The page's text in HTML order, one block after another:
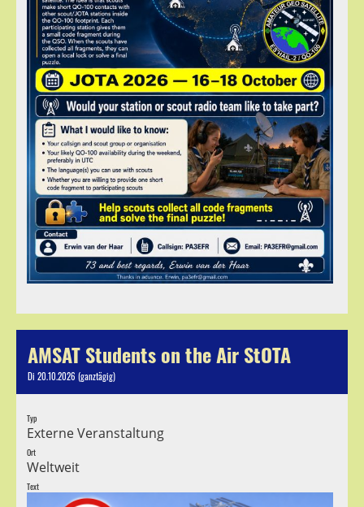
AMSAT Students on the Air StOTA
Di 20.10.2026 (ganztägig)
Typ
Externe Veranstaltung
Ort
Weltweit
Text